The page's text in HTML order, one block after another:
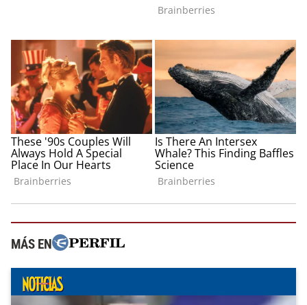
MÁS EN